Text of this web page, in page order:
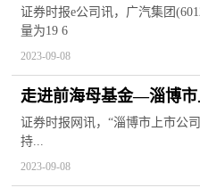
62.68%
证券时报e公司讯，广汽集团
量为19 6
2023-09-08
走进前海母基金—淄博
行团队向头部机构取经
证券时报网讯，“淄博市上市公
持...
2023-09-08